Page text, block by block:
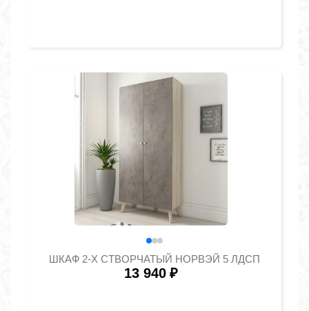
ШКАФ 2-Х СТВОРЧАТЫЙ НОРВЭЙ 5 ЛДСП
13 940 ₽